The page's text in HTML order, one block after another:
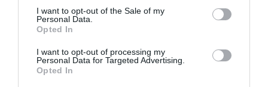
consent section.
I want to opt-out of the Sale of my
Personal Data.
Opted In
I want to opt-out of processing my
Personal Data for Targeted Advertising.
Opted In